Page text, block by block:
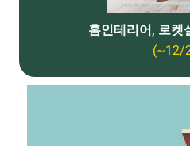
홈인테리어, 로켓
(~12/